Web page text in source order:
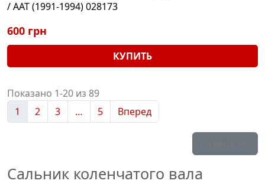
/ AAT (1991-1994) 028173
600 грн
КУПИТЬ
Показано 1-20 из 89
1
2 3 … 5 Вперед
Сальник коленчатого вала